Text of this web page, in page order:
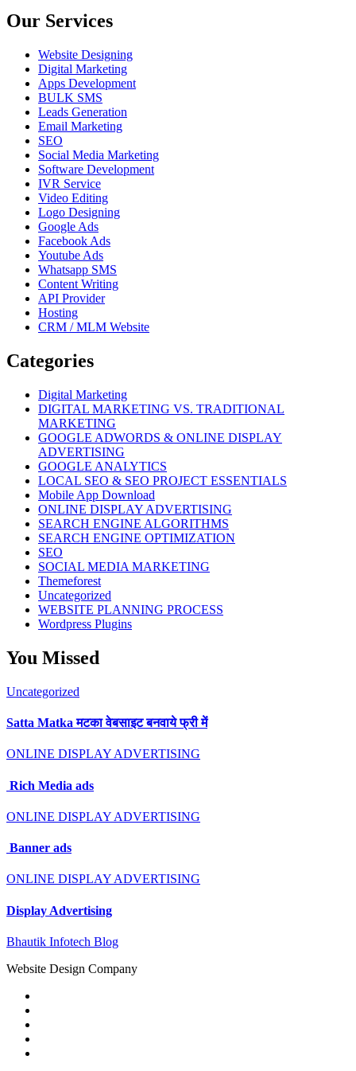
Our Services
Website Designing
Digital Marketing
Apps Development
BULK SMS
Leads Generation
Email Marketing
SEO
Social Media Marketing
Software Development
IVR Service
Video Editing
Logo Designing
Google Ads
Facebook Ads
Youtube Ads
Whatsapp SMS
Content Writing
API Provider
Hosting
CRM / MLM Website
Categories
Digital Marketing
DIGITAL MARKETING VS. TRADITIONAL
MARKETING
GOOGLE ADWORDS & ONLINE DISPLAY
ADVERTISING
GOOGLE ANALYTICS
LOCAL SEO & SEO PROJECT ESSENTIALS
Mobile App Download
ONLINE DISPLAY ADVERTISING
SEARCH ENGINE ALGORITHMS
SEARCH ENGINE OPTIMIZATION
SEO
SOCIAL MEDIA MARKETING
Themeforest
Uncategorized
WEBSITE PLANNING PROCESS
Wordpress Plugins
You Missed
Uncategorized
Satta Matka मटका वेबसाइट बनवाये फ्री में
ONLINE DISPLAY ADVERTISING
Rich Media ads
ONLINE DISPLAY ADVERTISING
Banner ads
ONLINE DISPLAY ADVERTISING
Display Advertising
Bhautik Infotech Blog
Website Design Company